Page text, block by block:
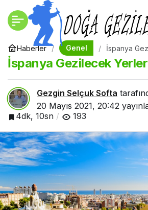
Haberler Genel İspanya
İspanya Gezilecek Yerler
Gezgin Selçuk Softa
20 Mayıs 2021, 20:42
4dk, 10sn
193
Yunanistan Gezilecek
Yerler
+